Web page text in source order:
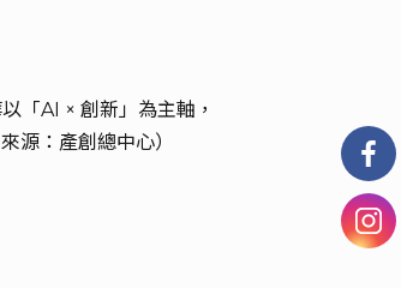
「AI × 創新」為主軸，
源：產創總中心）